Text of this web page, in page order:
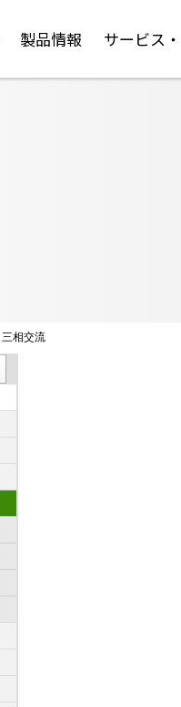
製品情報 サービス
三相交流